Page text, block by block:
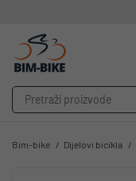
Bim-bike Dijelovi bicikla